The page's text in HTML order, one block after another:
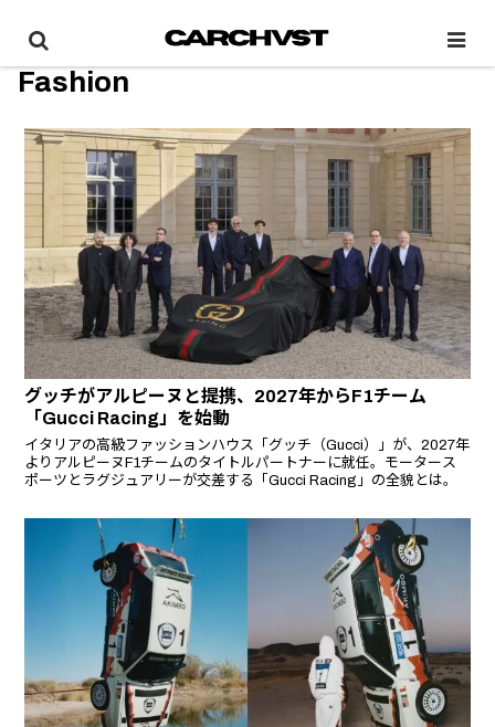
Fashion
グッチがアルピーヌと提携、2027年からF1チーム
「Gucci Racing」を始動
イタリアの高級ファッションハウス「グッチ（Gucci）」が、2027年
よりアルピーヌF1チームのタイトルパートナーに就任。モータース
ポーツとラグジュアリーが交差する「Gucci Racing」の全貌とは。